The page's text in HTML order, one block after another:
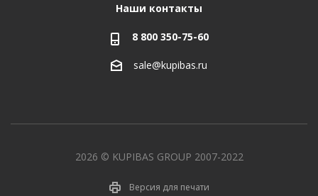
Наши контакты
8 800 350-75-60
sale@kupibas.ru
2026 © KUPIBAS GROUP 2007-2022
Версия для печати